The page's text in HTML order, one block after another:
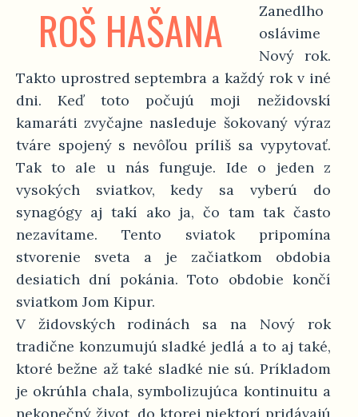
ROŠ HAŠANA
Zanedlho
oslávime
Nový rok.
Takto uprostred septembra a každý rok v iné
dni. Keď toto počujú moji nežidovskí
kamaráti zvyčajne nasleduje šokovaný výraz
tváre spojený s nevôľou príliš sa vypytovať.
Tak to ale u nás funguje. Ide o jeden z
vysokých sviatkov, kedy sa vyberú do
synagógy aj takí ako ja, čo tam tak často
nezavítame. Tento sviatok pripomína
stvorenie sveta a je začiatkom obdobia
desiatich dní pokánia. Toto obdobie končí
sviatkom Jom Kipur.
V židovských rodinách sa na Nový rok
tradične konzumujú sladké jedlá a to aj také,
ktoré bežne až také sladké nie sú. Príkladom
je okrúhla chala, symbolizujúca kontinuitu a
nekonečný život, do ktorej niektorí pridávajú